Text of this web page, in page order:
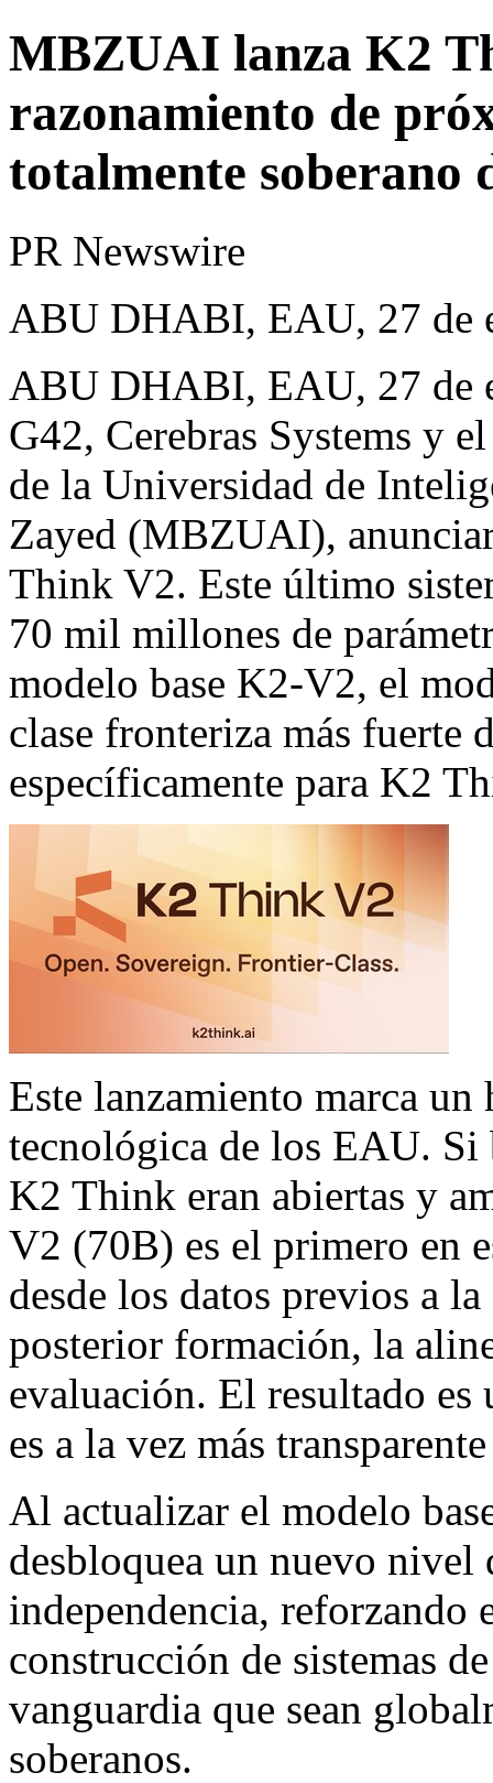
MBZUAI lanza K2
razonamiento de
totalmente soberano
PR Newswire
ABU DHABI, EAU, 27 de
ABU DHABI, EAU, 27 de
G42, Cerebras Systems y
de la Universidad de
Zayed (MBZUAI),
Think V2. Este último
70 mil millones de
modelo base K2-V2, el
clase fronteriza más fuerte
específicamente para K2
Este lanzamiento marca
tecnológica de los EAU. Si
K2 Think eran abiertas y
V2 (70B) es el primero en
desde los datos previos a
posterior formación, la
evaluación. El resultado es
es a la vez más
Al actualizar el modelo
desbloquea un nuevo nivel
independencia,
construcción de sistemas
vanguardia que sean
soberanos.